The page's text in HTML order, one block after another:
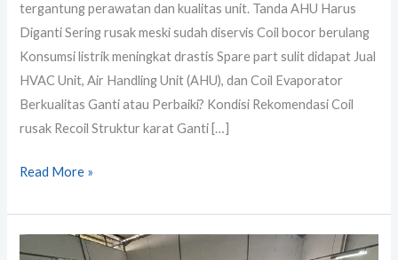
tergantung perawatan dan kualitas unit. Tanda AHU Harus
Diganti Sering rusak meski sudah diservis Coil bocor berulang
Konsumsi listrik meningkat drastis Spare part sulit didapat Jual
HVAC Unit, Air Handling Unit (AHU), dan Coil Evaporator
Berkualitas Ganti atau Perbaiki? Kondisi Rekomendasi Coil
rusak Recoil Struktur karat Ganti […]
Read More »